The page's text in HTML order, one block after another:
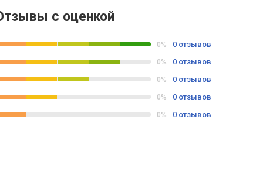
с оценкой
0% 0 отзывов
0% 0 отзывов
0% 0 отзывов
0% 0 отзывов
0% 0 отзывов